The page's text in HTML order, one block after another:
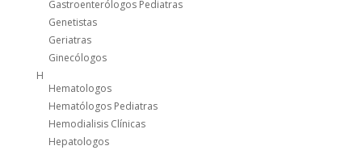
Gastroenterólogos Pediatras
Genetistas
Geriatras
Ginecólogos
H
Hematologos
Hematólogos Pediatras
Hemodialisis Clínicas
Hepatologos